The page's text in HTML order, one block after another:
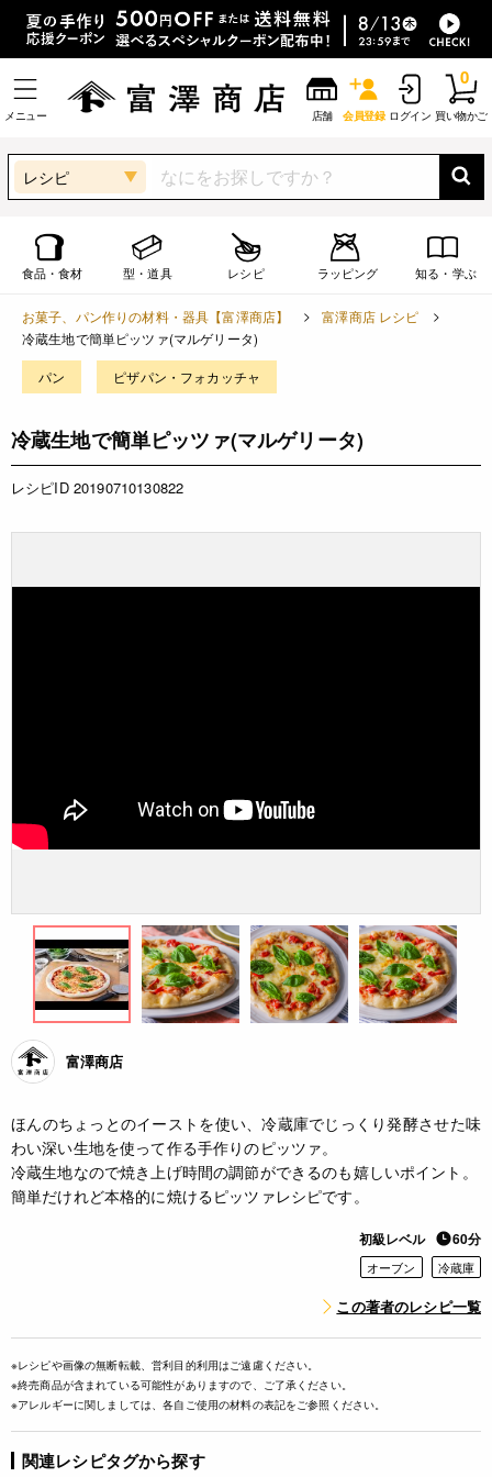
メニュー 店舗 会員登録 ログイン 買い物かご
0
レシピ
食品・食材 型・道具 レシピ ラッピング 知る・学ぶ
お菓子、パン作りの材料・器具【富澤商店】
富澤商店 レシピ
冷蔵生地で簡単ピッツァ(マルゲリータ)
パン ピザパン・フォカッチャ
冷蔵生地で簡単ピッツァ(マルゲリータ)
レシピID 20190710130822
富澤商店
ほんのちょっとのイーストを使い、冷蔵庫でじっくり発酵させた味
わい深い生地を使って作る手作りのピッツァ。
冷蔵生地なので焼き上げ時間の調節ができるのも嬉しいポイント。
簡単だけれど本格的に焼けるピッツァレシピです。
初級レベル 60分
オーブン 冷蔵庫
この著者のレシピ一覧
※レシピや画像の無断転載、営利目的利用はご遠慮ください。
※終売商品が含まれている可能性がありますので、ご了承ください。
※アレルギーに関しましては、各自ご使用の材料の表記をご参照ください。
関連レシピタグから探す